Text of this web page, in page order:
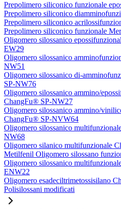
Prepolimero siliconico funzionale
Prepolimero siliconico
Prepolimero siliconico
Prepolimero siliconico funzionale
Oligomero silossanico
EW29
Oligomero silossanico
NW51
Oligomero silossanico di-
SP-NW76
Oligomero silossanico ammino/
ChangFu® SP-NW27
Oligomero silossanico ammino/
ChangFu® SP-NVW64
Oligomero silossanico
NW68
Oligomero silanico multifunzionale
Metilfenil Oligomero silossano
Oligomero silossanico
ENW22
Oligomero esadeciltrimetossisilano
Polisilossani modificati